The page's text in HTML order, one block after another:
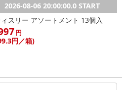
ル・イエロー（内、2色をランダムに
きません）
高さ21.8cm
仕様が変わる場合がございます。
実際の商品と多少色の見え方が異
2026-08-06 20:00:00.0 START
スリー アソートメント 13個入
円
.3円 ／箱)